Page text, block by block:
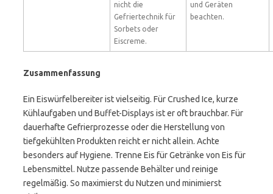
nicht die
Gefriertechnik für
Sorbets oder
Eiscreme.
und Geräten
beachten.
Zusammenfassung
Ein Eiswürfelbereiter ist vielseitig. Für Crushed Ice, kurze
Kühlaufgaben und Buffet-Displays ist er oft brauchbar. Für
dauerhafte Gefrierprozesse oder die Herstellung von
tiefgekühlten Produkten reicht er nicht allein. Achte
besonders auf Hygiene. Trenne Eis für Getränke von Eis für
Lebensmittel. Nutze passende Behälter und reinige
regelmäßig. So maximierst du Nutzen und minimierst